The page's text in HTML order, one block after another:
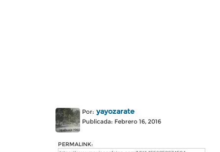
Por: yayozarate
Publicada: Febrero 16, 2016
PERMALINK: